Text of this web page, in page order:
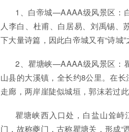
1、白帝城—AAAA级风景区：
人李白、杜甫、白居易、刘禹锡、
下大量诗篇，因此白帝城又有“诗城”
2、瞿塘峡—AAAA级风景区：
山县的大溪镇，全长约8公里。在
走廊，两岸崖陡似城垣，郭沫若过
瞿塘峡西入口处，白盐山耸
门，故称夔门，古称瞿塘关，形成“